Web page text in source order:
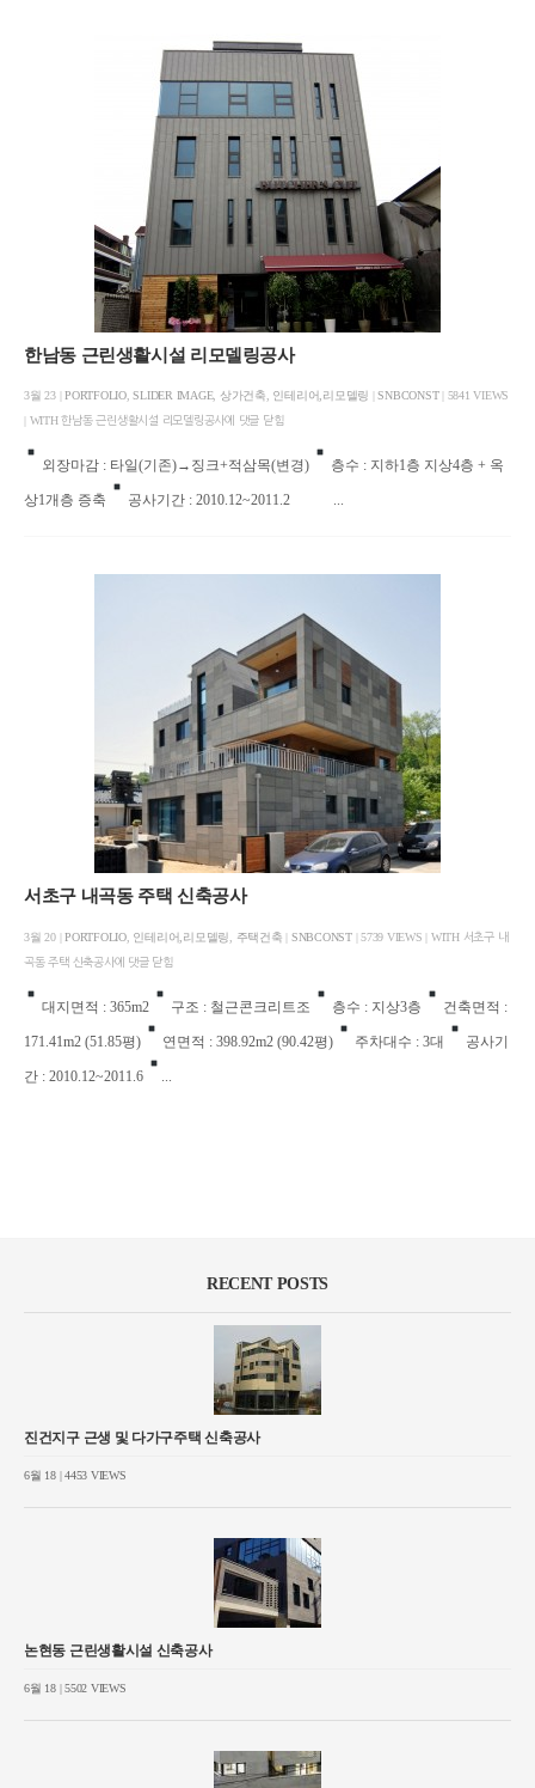
한남동 근린생활시설 리모델링공사
3월 23 | PORTFOLIO,SLIDER IMAGE, 상가건축, 인테리어,리모델링 |SNBCONST| 5841 VIEWS
| WITH한남동 근린생활시설 리모델링공사에 댓글 닫힘
외장마감 : 타일(기존)→징크+적삼목(변경) 층수 : 지하1층 지상4층 + 옥
상1개층 증축 공사기간 : 2010.12~2011.2 ...
서초구 내곡동 주택 신축공사
3월 20 | PORTFOLIO, 인테리어,리모델링 주택건축 SNBCONST| 5739 VIEWS | WITH 서초구 내
곡동 주택 신축공사에 댓글 닫힘
대지면적 : 365m2 구조 : 철근콘크리트조 층수 : 지상3층 건축면적 :
171.41m2 (51.85평) 연면적 : 398.92m2 (90.42평) 주차대수 : 3대 공사기
간 : 2010.12~2011.6
RECENT POSTS
진건지구 근생 및 다가구주택 신축공사
6월 18 | 4453 VIEWS
논현동 근린생활시설 신축공사
6월 18 | 5502 VIEWS